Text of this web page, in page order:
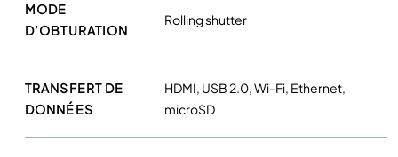
MODE
D’OBTURATION
Rolling shutter
TRANSFERT DE
DONNÉES
HDMI, USB 2.0, Wi-Fi, Ethernet,
microSD